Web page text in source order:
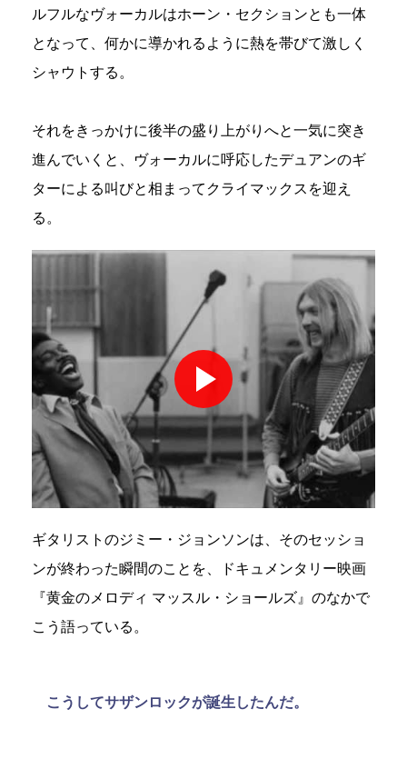
ルフルなヴォーカルはホーン・セクションとも一体
となって、何かに導かれるように熱を帯びて激しく
シャウトする。
それをきっかけに後半の盛り上がりへと一気に突き
進んでいくと、ヴォーカルに呼応したデュアンのギ
ターによる叫びと相まってクライマックスを迎え
る。
ギタリストのジミー・ジョンソンは、そのセッショ
ンが終わった瞬間のことを、ドキュメンタリー映画
『黄金のメロディ マッスル・ショールズ』のなかで
こう語っている。
こうしてサザンロックが誕生したんだ。